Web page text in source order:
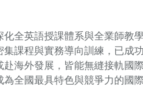
全英語授課體系與全業師教學
課程與實務導向訓練，已成功
海外發展，皆能無縫接軌國
全國最具特色與競爭力的國